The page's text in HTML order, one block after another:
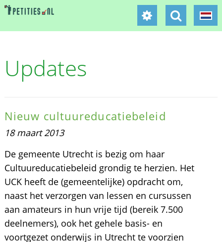
Updates
Nieuw cultuureducatiebeleid
18 maart 2013
De gemeente Utrecht is bezig om haar
Cultuureducatiebeleid grondig te herzien. Het
UCK heeft de (gemeentelijke) opdracht om,
naast het verzorgen van lessen en cursussen
aan amateurs in hun vrije tijd (bereik 7.500
deelnemers), ook het gehele basis- en
voortgezet onderwijs in Utrecht te voorzien